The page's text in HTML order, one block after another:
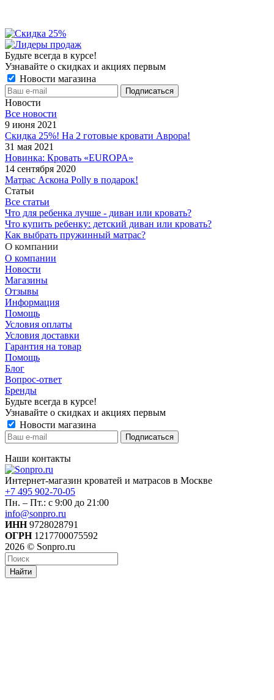
Будьте всегда в курсе!
Узнавайте о скидках и акциях первым
Новости магазина
Новости
Все новости
9 июня 2021
Скидка 25%! На 2 готовые кровати Аврора!
31 мая 2021
Новинка: Кровать «EUROPA»
14 сентября 2020
Матрас Аскона Polly в подарок!
Статьи
Все статьи
Что для ребенка лучше - диван или кровать?
Что купить ребенку: детский диван или кровать?
Как выбрать пружинный матрас?
О компании
О компании
Новости
Магазины
Отзывы
Информация
Помощь
Условия оплаты
Условия доставки
Гарантия на товар
Помощь
Блог
Вопрос-ответ
Бренды
Будьте всегда в курсе!
Узнавайте о скидках и акциях первым
Новости магазина
Наши контакты
Интернет-магазин кроватей и матрасов в Москве
+7 495 902-70-05
Пн. – Пт.: с 9:00 до 21:00
info@sonpro.ru
ИНН9728028791
ОГРН1217700075592
2026 © Sonpro.ru
Найти